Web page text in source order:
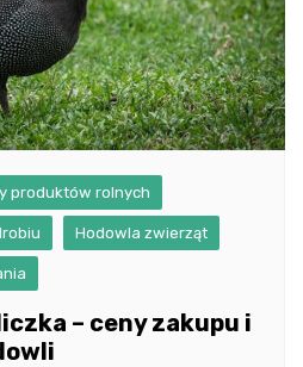
produktów rolnych
Hodowla zwierząt
– ceny zakupu i